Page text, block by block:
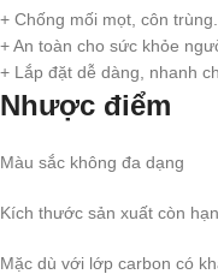
+ Chống mối mọt, côn trùng.
+ An toàn cho sức khỏe
+ Lắp đặt dễ dàng, nhanh
Nhược điểm
Màu sắc không đa dạng
Kích thước sản xuất còn
Mặc dù với lớp carbon có